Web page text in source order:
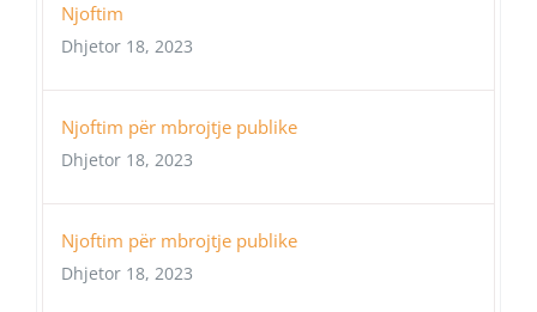
Njoftim
Dhjetor 18, 2023
Njoftim për mbrojtje publike
Dhjetor 18, 2023
Njoftim për mbrojtje publike
Dhjetor 18, 2023